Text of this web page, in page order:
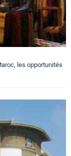
les opportunités